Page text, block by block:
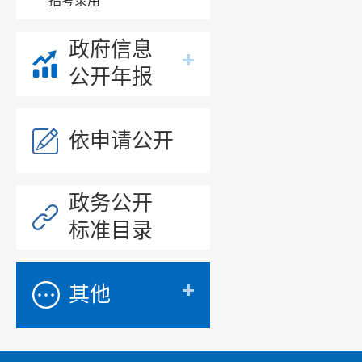
政府信息
公开年报
依申请公开
政务公开
标准目录
其他